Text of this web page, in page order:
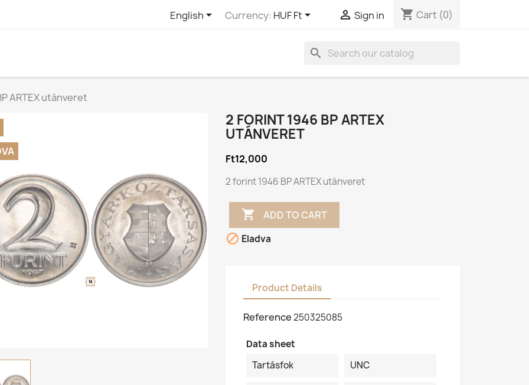
English Currency: HUF Ft  Sign in shopping_cart Cart (0)
search
ARTEX utánveret
2 FORINT 1946 BP ARTEX
UTÁNVERET
Ft12,000
2 forint 1946 BP ARTEX utánveret
 ADD TO CART
 Eladva
Product Details
Reference250325085
Data sheet
Tartásfok
UNC